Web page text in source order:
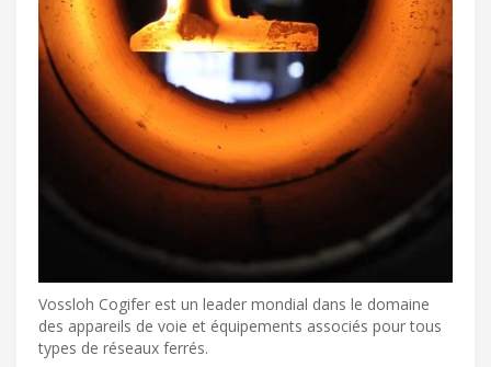
Vossloh Cogifer est un leader mondial dans le domaine
des appareils de voie et équipements associés pour tous
types de réseaux ferrés.